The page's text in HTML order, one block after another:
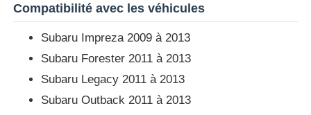
Aperçu
Produits
Compatibilité avec les véhicules
Subaru Impreza 2009 à 2013
Subaru Forester 2011 à 2013
Subaru Legacy 2011 à 2013
Subaru Outback 2011 à 2013